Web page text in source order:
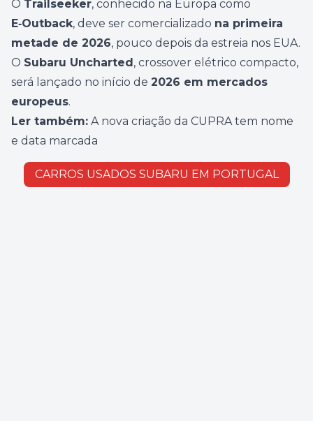
O Trailseeker, conhecido na Europa como
E‑Outback, deve ser comercializado na primeira
metade de 2026, pouco depois da estreia nos EUA.
O Subaru Uncharted, crossover elétrico compacto,
será lançado no início de 2026 em mercados
europeus.
Ler também: A nova criação da CUPRA tem nome
e data marcada
CARROS USADOS SUBARU EM PORTUGAL